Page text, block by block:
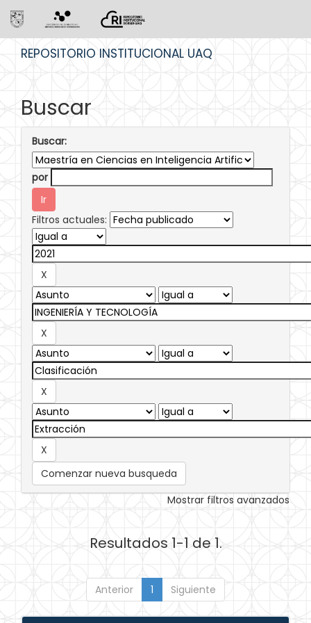
REPOSITORIO INSTITUCIONAL UAQ
Buscar
Buscar:
por
Filtros actuales:
Comenzar nueva busqueda
Mostrar filtros avanzados
Resultados 1-1 de 1.
Anterior 1 Siguiente